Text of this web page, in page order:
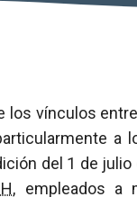
los vínculos
a
del 1 de julio
, empleados a